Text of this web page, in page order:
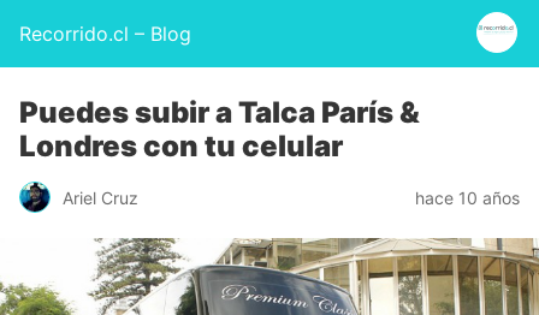
Recorrido.cl – Blog
Puedes subir a Talca París &
Londres con tu celular
Ariel Cruz hace 10 años